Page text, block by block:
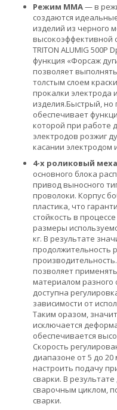
Режим ММА— в
создаются
изделий из черного
высокоэффективной
TRITON ALUMIG 500P
функция «Форсаж
позволяет
толстым слоем
прокалки электрода
изделия.Быстрый,
обеспечивает
которой при работе
электродов розжиг
касании электродом
4­-х роликовый
основного блока
привод выносного
проволоки. Корпус
пластика, что
стойкость в
размеры
кг. В результате
продолжительность
позволяет
материалом разного
доступна
зависимости от
Таким оразом,
исключается
обеспечивается
Скорость
диапазоне от 5 до
настроить подачу
сварки. В
сварочным циклом,
сварки.